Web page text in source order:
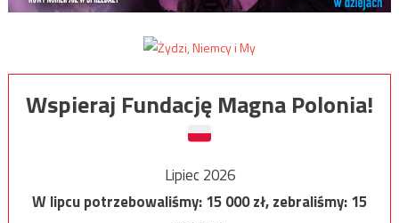
Wspieraj Fundację Magna Polonia!
Lipiec 2026
W lipcu potrzebowaliśmy:15 000zł, zebraliśmy:15